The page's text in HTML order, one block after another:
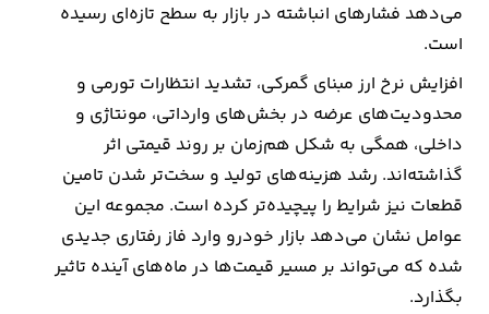
عمومی
نوتیف
شناور
می‌دهد فشارهای انباشته در بازار به سطح تازه‌ای رسیده
است.
افزایش نرخ ارز مبنای گمرکی، تشدید انتظارات تورمی و
محدودیت‌های عرضه در بخش‌های وارداتی، مونتاژی و
داخلی، همگی به شکل هم‌زمان بر روند قیمتی اثر
گذاشته‌اند. رشد هزینه‌های تولید و سخت‌تر شدن تامین
قطعات نیز شرایط را پیچیده‌تر کرده است. مجموعه این
عوامل نشان می‌دهد بازار خودرو وارد فاز رفتاری جدیدی
شده که می‌تواند بر مسیر قیمت‌ها در ماه‌های آینده تاثیر
بگذارد.